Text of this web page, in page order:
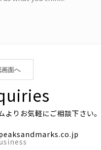
よりお気軽にご相談下さい。